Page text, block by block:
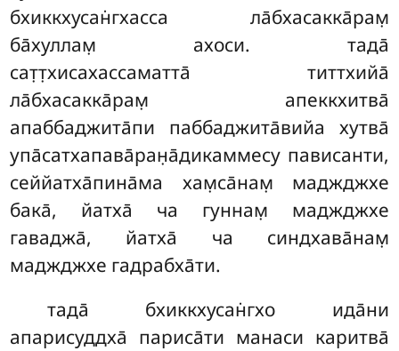
бхиккхусан̇гхасса ла̄бхасакка̄рам̣
ба̄хуллам̣ ахоси. тада̄
сат̣т̣хисахассаматта̄ титтхийа̄
ла̄бхасакка̄рам̣ апеккхитва̄
апаббаджита̄пи паббаджита̄вийа хутва̄
упа̄сатхапава̄ран̣а̄дикаммесу пависанти,
сеййатха̄пина̄ма хам̣са̄нам̣ маджджхе
бака̄, йатха̄ ча гуннам̣ маджджхе
гаваджа̄, йатха̄ ча синдхава̄нам̣
маджджхе гадрабха̄ти.
тада̄ бхиккхусан̇гхо ида̄ни
апарисуддха̄ париса̄ти манаси каритва̄